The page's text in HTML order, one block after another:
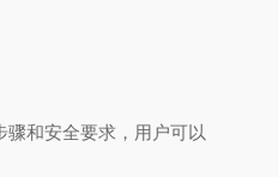
和安全要求，用户可以